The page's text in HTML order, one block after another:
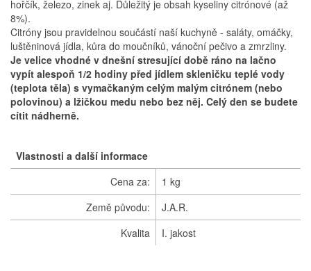
hořčík, železo, zinek aj. Důležitý je obsah kyseliny citrónové (až
8%).
Citróny jsou pravidelnou součástí naší kuchyně - saláty, omáčky,
luštěninová jídla, kůra do moučníků, vánoční pečivo a zmrzliny.
Je velice vhodné v dnešní stresující době ráno na lačno
vypít alespoň 1/2 hodiny před jídlem skleničku teplé vody
(teplota těla) s vymačkaným celým malým citrónem (nebo
polovinou) a lžičkou medu nebo bez něj. Celý den se budete
cítit nádherně.
Vlastnosti a další informace
Cena za:
1 kg
Země původu:
J.A.R.
Kvalita
I. jakost